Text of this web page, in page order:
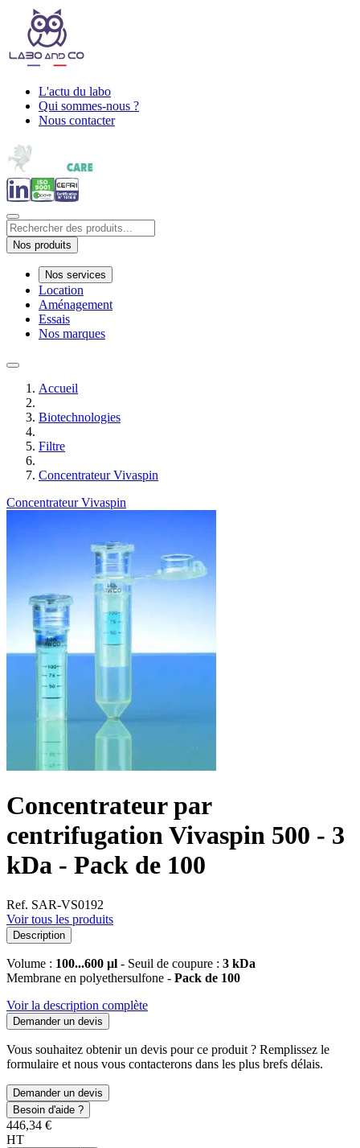
L'actu du labo
Qui sommes-nous ?
Nous contacter
Nos produits
Nos services
Location
Aménagement
Essais
Nos marques
Accueil
Biotechnologies
Filtre
Concentrateur Vivaspin
Concentrateur Vivaspin
Concentrateur par
centrifugation Vivaspin 500 - 3
kDa - Pack de 100
Ref. SAR-VS0192
Voir tous les produits
Description
Volume : 100...600 µl - Seuil de coupure : 3 kDa
Membrane en polyethersulfone - Pack de 100
Voir la description complète
Demander un devis
Vous souhaitez obtenir un devis pour ce produit ? Remplissez le
formulaire et nous vous contacterons dans les plus brefs délais.
Demander un devis
Besoin d'aide ?
446,34 €
HT